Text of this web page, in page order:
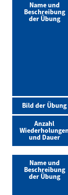
Name und
Beschreibung
der Übung
Bild der Übung
Anzahl
und Dauer
Name und
Beschreibung
der Übung